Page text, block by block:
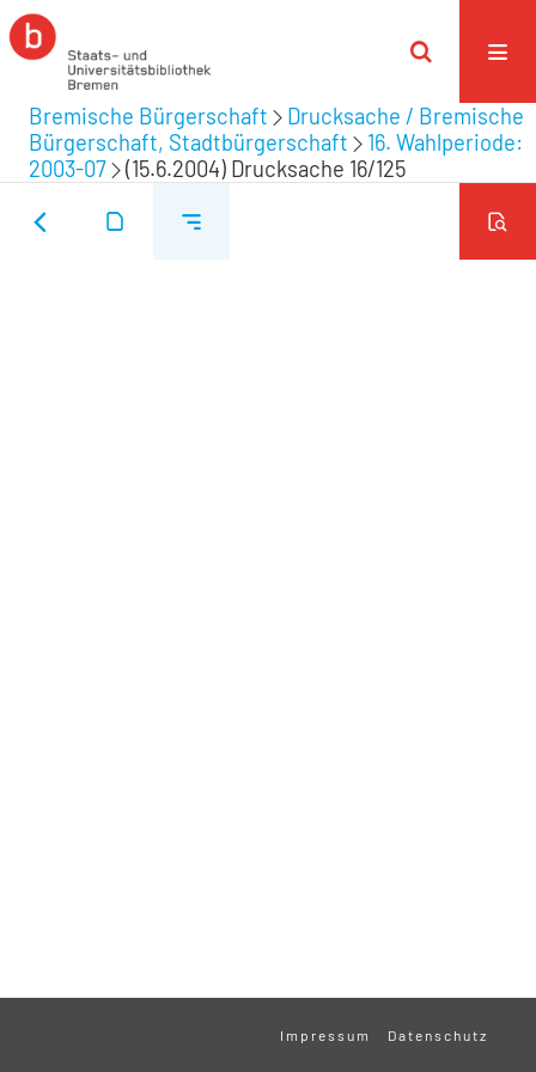
Bremische Bürgerschaft
Drucksache / Bremische
Bürgerschaft, Stadtbürgerschaft
16. Wahlperiode:
2003-07
(15.6.2004) Drucksache 16/125
Impressum Datenschutz